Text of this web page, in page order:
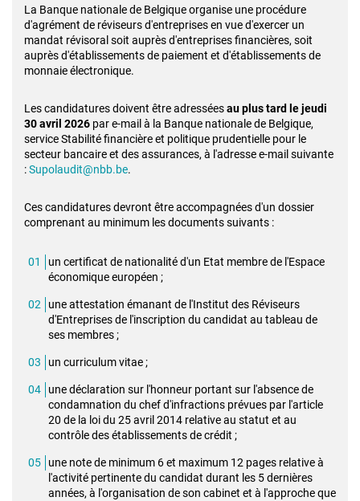
La Banque nationale de Belgique organise une procédure
d'agrément de réviseurs d'entreprises en vue d'exercer un
mandat révisoral soit auprès d'entreprises financières, soit
auprès d'établissements de paiement et d'établissements de
monnaie électronique.
Les candidatures doivent être adresséesau plus tard le jeudi
30 avril 2026 par e-mail à la Banque nationale de Belgique,
service Stabilité financière et politique prudentielle pour le
secteur bancaire et des assurances, à l'adresse e-mail suivante
:Supolaudit@nbb.be.
Ces candidatures devront être accompagnées d'un dossier
comprenant au minimum les documents suivants :
un certificat de nationalité d'un Etat membre de l'Espace
économique européen ;
une attestation émanant de l'Institut des Réviseurs
d'Entreprises de l'inscription du candidat au tableau de
ses membres ;
un curriculum vitae ;
une déclaration sur l'honneur portant sur l'absence de
condamnation du chef d'infractions prévues par l'article
20 de la loi du 25 avril 2014 relative au statut et au
contrôle des établissements de crédit ;
une note de minimum 6 et maximum 12 pages relative à
l'activité pertinente du candidat durant les 5 dernières
années, à l'organisation de son cabinet et à l'approche que